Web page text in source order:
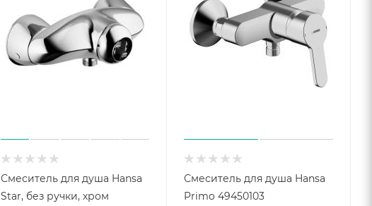
Смеситель для душа Hansa
Star, без ручки, хром
Смеситель для душа Hansa
Primo 49450103